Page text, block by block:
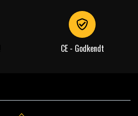
CE - Godkendt